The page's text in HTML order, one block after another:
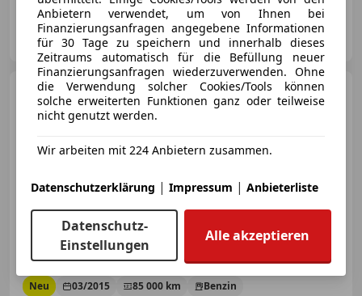
Porsche Zentrum Salzburg
AT-5020 Salzburg
Porsche 991 Carrera 4 GTS
Cabriolet*ApprovedGarantie*Bose*
€ 129 999
Neu 03/2015 85 000 km
Benzin
Anbietern verwendet, um von Ihnen bei
Finanzierungsanfragen angegebene Informationen
für 30 Tage zu speichern und innerhalb dieses
Zeitraums automatisch für die Befüllung neuer
Finanzierungsanfragen wiederzuverwenden. Ohne
die Verwendung solcher Cookies/Tools können
solche erweiterten Funktionen ganz oder teilweise
nicht genutzt werden.
Wir arbeiten mit 224 Anbietern zusammen.
Datenschutzerklärung | Impressum | Anbieterliste
Datenschutz-
Einstellungen
Alle akzeptieren